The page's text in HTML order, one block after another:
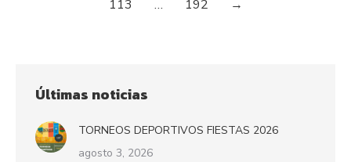
113
… 192 →
Últimas noticias
TORNEOS DEPORTIVOS FIESTAS 2026
agosto 3, 2026